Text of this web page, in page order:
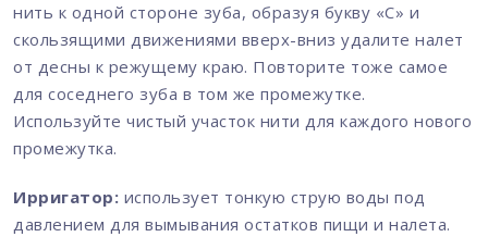
нить к одной стороне зуба, образуя букву «С» и
скользящими движениями вверх-вниз удалите налет
от десны к режущему краю. Повторите тоже самое
для соседнего зуба в том же промежутке.
Используйте чистый участок нити для каждого нового
промежутка.
Ирригатор: использует тонкую струю воды под
давлением для вымывания остатков пищи и налета.